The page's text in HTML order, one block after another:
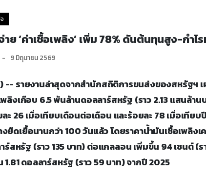
ย ‘ค่าเชื้อเพลิง’ เพิ่ม 78% ดันต้นทุนสูง-กำไ
9 มิถุนายน 2569
-- รายงานล่าสุดจากสำนักสถิติการขนส่งของสหรัฐฯ
ลิงเกือบ 6.5 พันล้านดอลลาร์สหรัฐ (ราว 2.13 แสนล้าน
ะ 26 เมื่อเทียบเดือนต่อเดือน และร้อยละ 78 เมื่อเทีย
ยืดเยื้อนานกว่า 100 วันแล้ว โดยราคาน้ำมันเชื้อเพลิงเ
ร์สหรัฐ (ราว 135 บาท) ต่อแกลลอน เพิ่มขึ้น 94 เซนต์ (ร
ดอลลาร์สหรัฐ (ราว 59 บาท) จากปี 2025